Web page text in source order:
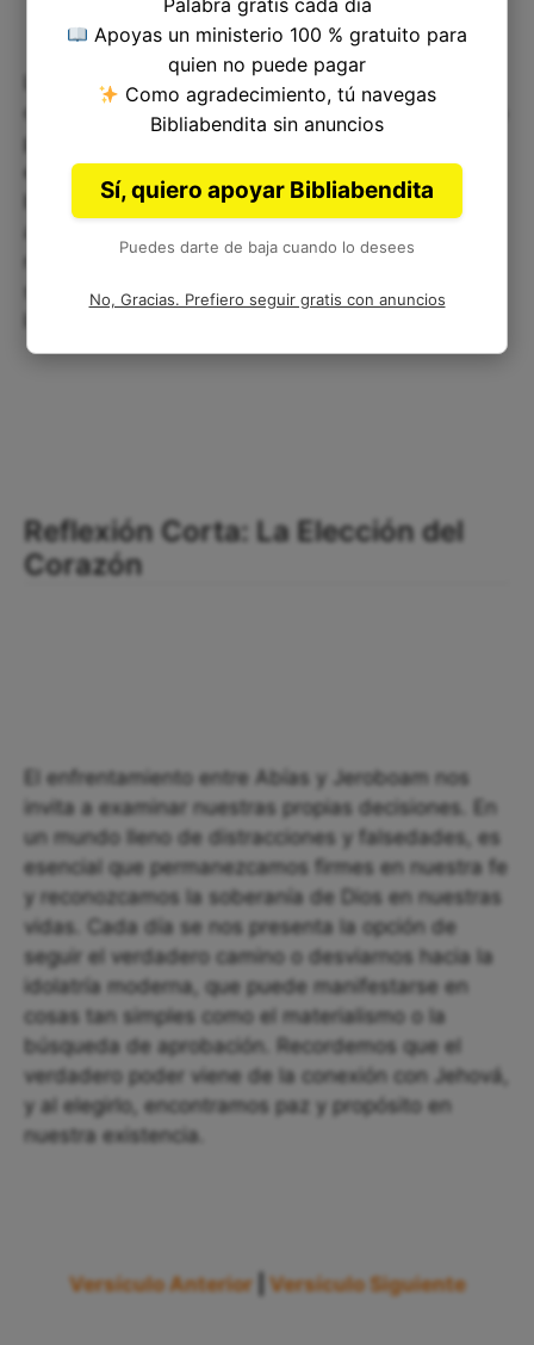
La batalla entre Abías y Jeroboam nos muestra
que la lucha por el reino de Jehová siempre estará
presente mientras vivamos en este mundo. Sin
embargo, debemos recordar que este reino no se
basa en la fuerza o el poder humano, sino en la
nuestros ojos fijos en esta verdad, estaremos
seguros en los tiempos de batalla y en la paz de
Reflexión Corta: La Elección del
Corazón
El enfrentamiento entre Abías y Jeroboam nos
invita a examinar nuestras propias decisiones. En
un mundo lleno de distracciones y falsedades, es
esencial que permanezcamos firmes en nuestra fe
y reconozcamos la soberanía de Dios en nuestras
vidas. Cada día se nos presenta la opción de
seguir el verdadero camino o desviarnos hacia la
idolatría moderna, que puede manifestarse en
cosas tan simples como el materialismo o la
búsqueda de aprobación. Recordemos que el
verdadero poder viene de la conexión con Jehová,
y al elegirlo, encontramos paz y propósito en
nuestra existencia.
Versículo Anterior Versículo Siguiente
Palabra gratis cada día
Apoyas un ministerio 100 % gratuito para
quien no puede pagar
Como agradecimiento, tú navegas
Bibliabendita sin anuncios
Sí, quiero apoyar Bibliabendita
Puedes darte de baja cuando lo desees
No, Gracias. Prefiero seguir gratis con anuncios